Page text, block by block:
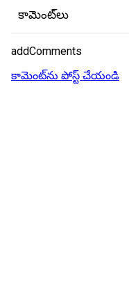
కామెంట్‌లు
addComments
కామెంట్‌ను పోస్ట్ చేయండి